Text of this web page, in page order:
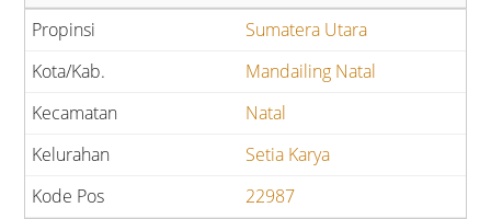
Sumatera Utara
Mandailing Natal
Natal
Setia Karya
22987